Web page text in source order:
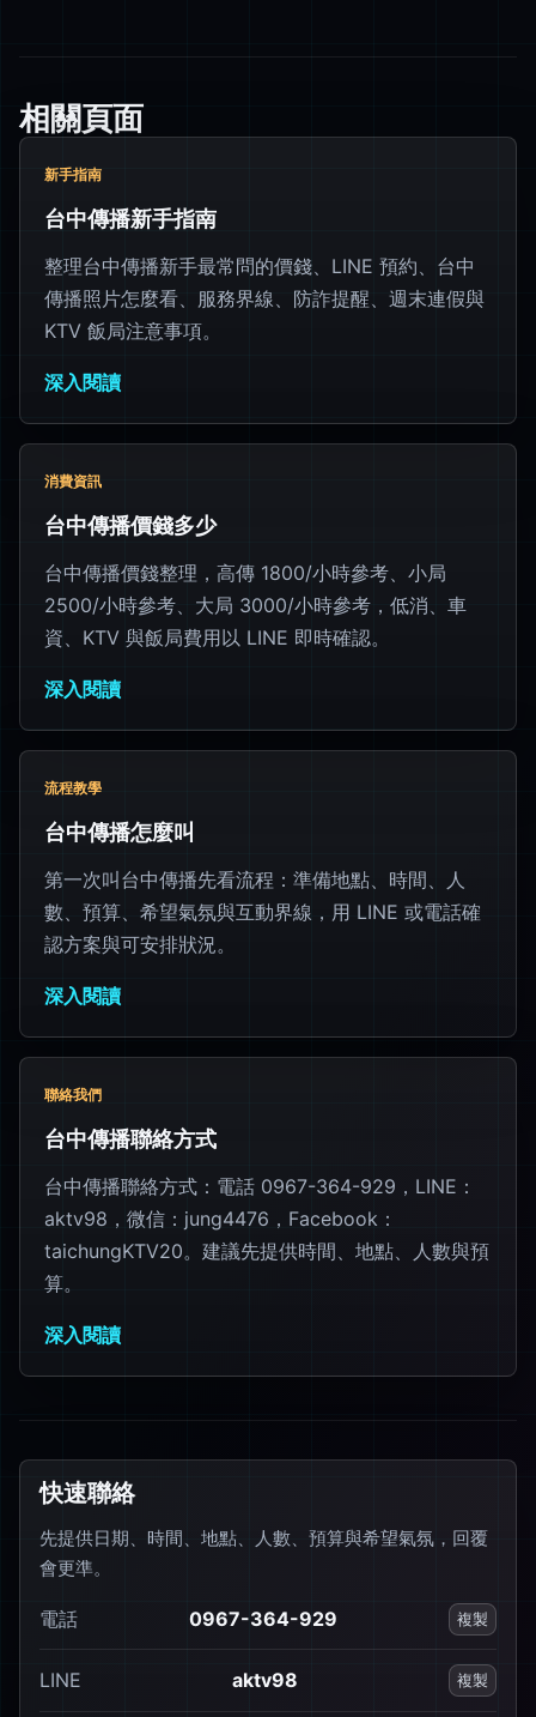
相關頁面
新手指南
台中傳播新手指南
整理台中傳播新手最常問的價錢、LINE 預約、台中
傳播照片怎麼看、服務界線、防詐提醒、週末連假與
KTV 飯局注意事項。
深入閱讀
消費資訊
台中傳播價錢多少
台中傳播價錢整理，高傳 1800/小時參考、小局
2500/小時參考、大局 3000/小時參考，低消、車
資、KTV 與飯局費用以 LINE 即時確認。
深入閱讀
流程教學
台中傳播怎麼叫
第一次叫台中傳播先看流程：準備地點、時間、人
數、預算、希望氣氛與互動界線，用 LINE 或電話確
認方案與可安排狀況。
深入閱讀
聯絡我們
台中傳播聯絡方式
台中傳播聯絡方式：電話 0967-364-929，LINE：
aktv98，微信：jung4476，Facebook：
taichungKTV20。建議先提供時間、地點、人數與預
算。
深入閱讀
快速聯絡
先提供日期、時間、地點、人數、預算與希望氣氛，回覆
會更準。
電話 0967-364-929 複製
LINE aktv98 複製